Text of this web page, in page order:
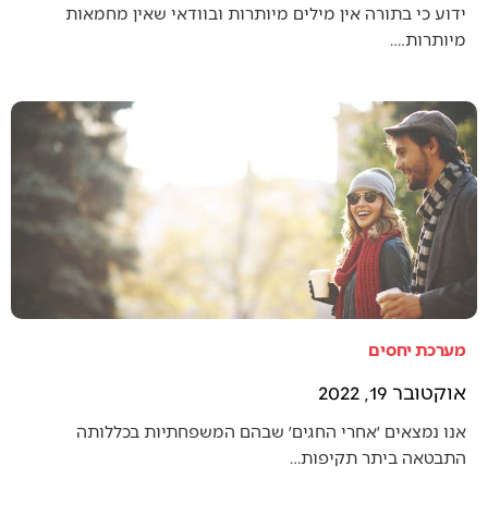
ידוע כי בתורה אין מילים מיותרות ובוודאי שאין מחמאות
מיותרות.…
מערכת יחסים
אוקטובר 19, 2022
אנו נמצאים ׳אחרי החגים׳ שבהם המשפחתיות בכללותה
התבטאה ביתר תקיפות…